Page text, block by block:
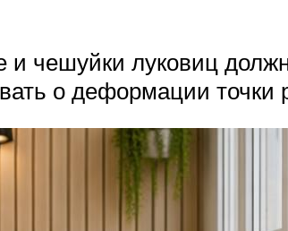
и чешуйки луковиц
о деформации точки